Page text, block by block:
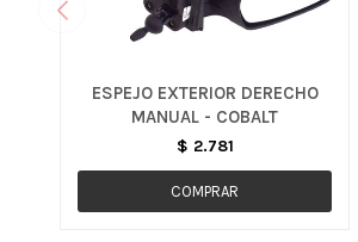
ESPEJO EXTERIOR DERECHO
MANUAL - COBALT
$ 2.781